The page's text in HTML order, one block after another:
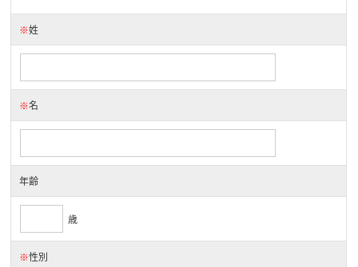
※姓
※名
年齢
歳
※性別